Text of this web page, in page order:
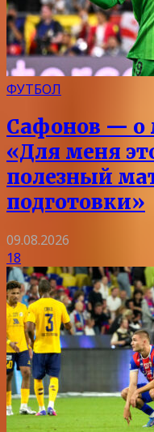
ФУТБОЛ
Сафонов — о
«Для меня
полезный
подготовки»
09.08.2026
18